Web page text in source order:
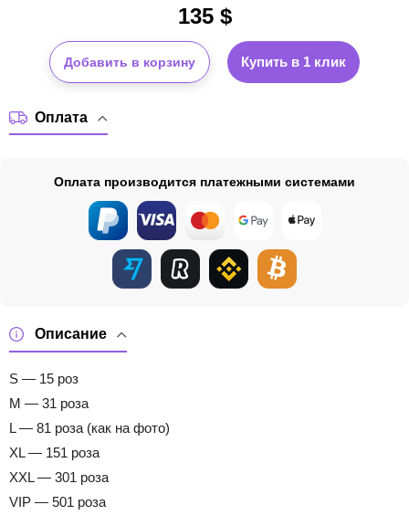
135$
Добавить в корзину Купить в 1 клик
Описание
S — 15 роз
M — 31 роза
L — 81 роза (как на фото)
XL — 151 роза
XXL — 301 роза
VIP — 501 роза
Оплата
Оплата производится платежными системами